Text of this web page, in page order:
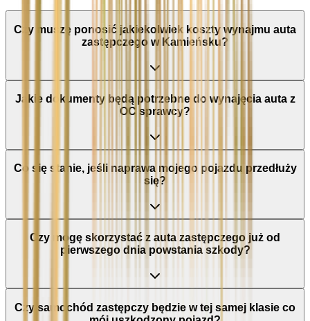
Czy muszę ponosić jakiekolwiek koszty wynajmu auta
zastępczego w Kamieńsku?
Jakie dokumenty będą potrzebne do wynajęcia auta z
OC sprawcy?
Co się stanie, jeśli naprawa mojego pojazdu przedłuży
się?
Czy mogę skorzystać z auta zastępczego już od
pierwszego dnia powstania szkody?
Czy samochód zastępczy będzie w tej samej klasie co